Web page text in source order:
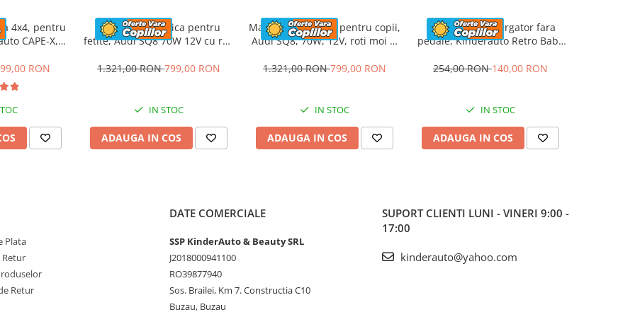
,
orientarea in spatiul ,
este bine si ce este
creativitatea
inapoi
4x4, pentru
CAPE-X,
RON
Masinuta electrica pentru
fetite, Audi SQ8 70W 12V cu roti
telecomanda, roz
1.321,00 RON799,00 RON
IN STOC
ADAUGA IN COS
Masinuta electrica pentru copii,
Audi SQ8, 70W, 12V, roti moi si
1.321,00 RON799,00 RON
IN STOC
ADAUGA IN COS
Masinuta premergator fara
pedale, Kinderauto Retro Baby
254,00 RON140,00 RON
IN STOC
ADAUGA IN COS
Plata
Retur
Retur
DATE COMERCIALE
SSP KinderAuto & Beauty SRL
J2018000941100
RO39877940
Sos. Brailei, Km 7. Constructia C10
Buzau, Buzau
SUPORT CLIENTI LUNI - VINERI 9:00 -
17:00
kinderauto@yahoo.com